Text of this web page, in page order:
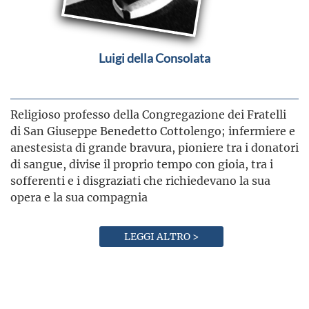
Luigi della Consolata
Religioso professo della Congregazione dei Fratelli
di San Giuseppe Benedetto Cottolengo; infermiere e
anestesista di grande bravura, pioniere tra i donatori
di sangue, divise il proprio tempo con gioia, tra i
sofferenti e i disgraziati che richiedevano la sua
opera e la sua compagnia
LEGGI ALTRO >